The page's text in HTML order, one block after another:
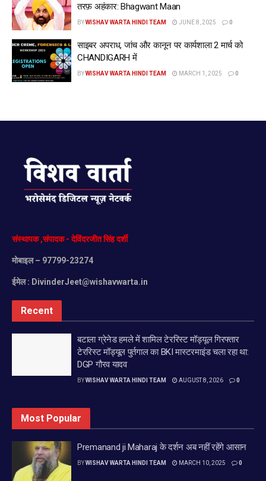
तरफ़ अहंकार: Bhagwant Maan
BYWISHAV WARTA HINDI TEAM JUNE 8, 2025 0
साइबर अपराध, जांच और कानून पर कार्यशाला 2 मार्च को
CHANDIGARH में
BYWISHAV WARTA HINDI TEAM MARCH 1, 2025 0
संस्थापक,संपादक-देविंदरजीतसिंहदर्शी
मोबाइल– 97799-23274
ईमेल : DivinderJeet@wishavwarta.in
Recent
बटाला ग्रेनेड हमले में शामिल टेररिस्ट मॉड्यूल गिरफ्तार
टेररिस्ट मॉड्यूल पुर्तगाल का BKI मास्टरमाइंड चला रहा था:
DGP गौरव यादव
BYWISHAV WARTA HINDI TEAM AUGUST 8, 2026 0
Most Popular
Premanand ji Maharaj के दर्शन अब नहीं रहेंगे आसान
BYWISHAV WARTA HINDI TEAM MARCH 10, 2025 0